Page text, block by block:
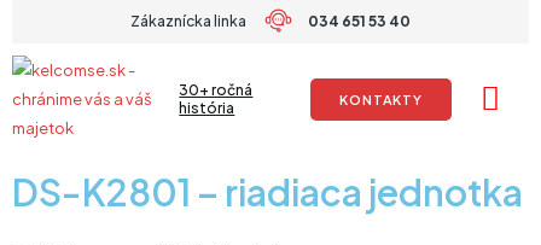
obsah
Zákaznícka linka 034 651 53 40
30+ ročná
história
KONTAKTY
DS-K2801 – riadiaca jednotka